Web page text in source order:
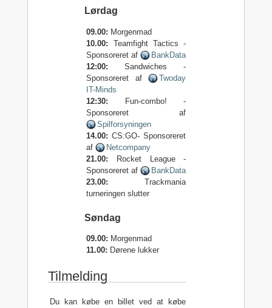
Lørdag
09.00: Morgenmad
10.00: Teamfight Tactics -
Sponsoreret af
BankData
12:00: Sandwiches -
Sponsoreret af
Twoday
IT-Minds
12:30: Fun-combo! -
Sponsoreret af
Spilforsyningen
14.00: CS:GO- Sponsoreret
af
Netcompany
21.00: Rocket League -
Sponsoreret af
BankData
23.00: Trackmania
turneringen slutter
Søndag
09.00: Morgenmad
11.00: Dørene lukker
Tilmelding
Du kan købe en billet ved at købe